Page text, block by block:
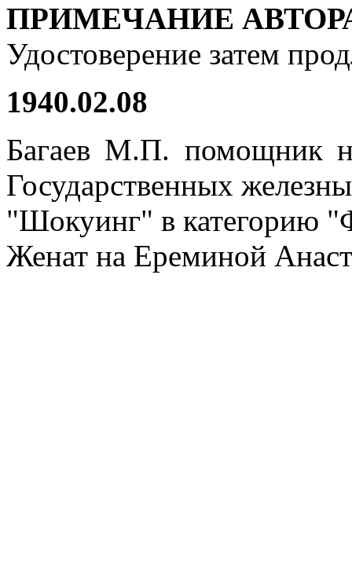
ПРИМЕЧАНИЕ
Удостоверение затем
1940.02.08
Багаев М.П. помощник
Государственных
"Шокуинг" в категорию
Женат на Ереминой